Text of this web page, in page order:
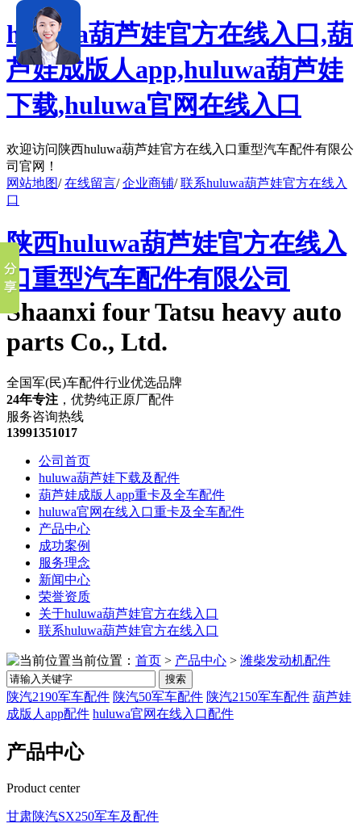
huluwa葫芦娃官方在线入口,葫
芦娃成版人app,huluwa葫芦娃
下载,huluwa官网在线入口
欢迎访问陕西huluwa葫芦娃官方在线入口重型汽车配件有限公
司官网！
网站地图/在线留言/企业商铺/联系huluwa葫芦娃官方在线入
口
陕西huluwa葫芦娃官方在线入
口重型汽车配件有限公司
Shaanxi four Tatsu heavy auto
parts Co., Ltd.
全国军(民)车配件行业优选品牌
24年专注 ，优势纯正原厂配件
服务咨询热线
13991351017
公司首页
huluwa葫芦娃下载及配件
葫芦娃成版人app重卡及全车配件
huluwa官网在线入口重卡及全车配件
产品中心
成功案例
服务理念
新闻中心
荣誉资质
关于huluwa葫芦娃官方在线入口
联系huluwa葫芦娃官方在线入口
当前位置： 首页 > 产品中心 > 潍柴发动机配件
搜索
陕汽2190军车配件 陕汽50军车配件 陕汽2150军车配件 葫芦娃
成版人app配件 huluwa官网在线入口配件
产品中心
Product center
甘肃陕汽SX250军车及配件